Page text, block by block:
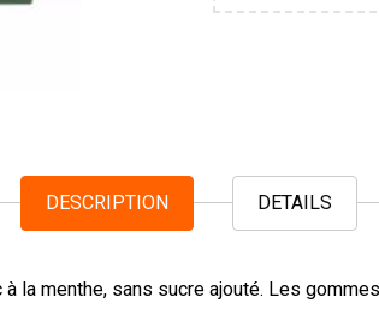
DESCRIPTION DETAILS
la menthe, sans sucre ajouté. Les